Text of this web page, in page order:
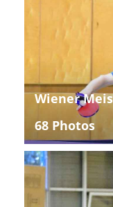
Wiener
68 Photos